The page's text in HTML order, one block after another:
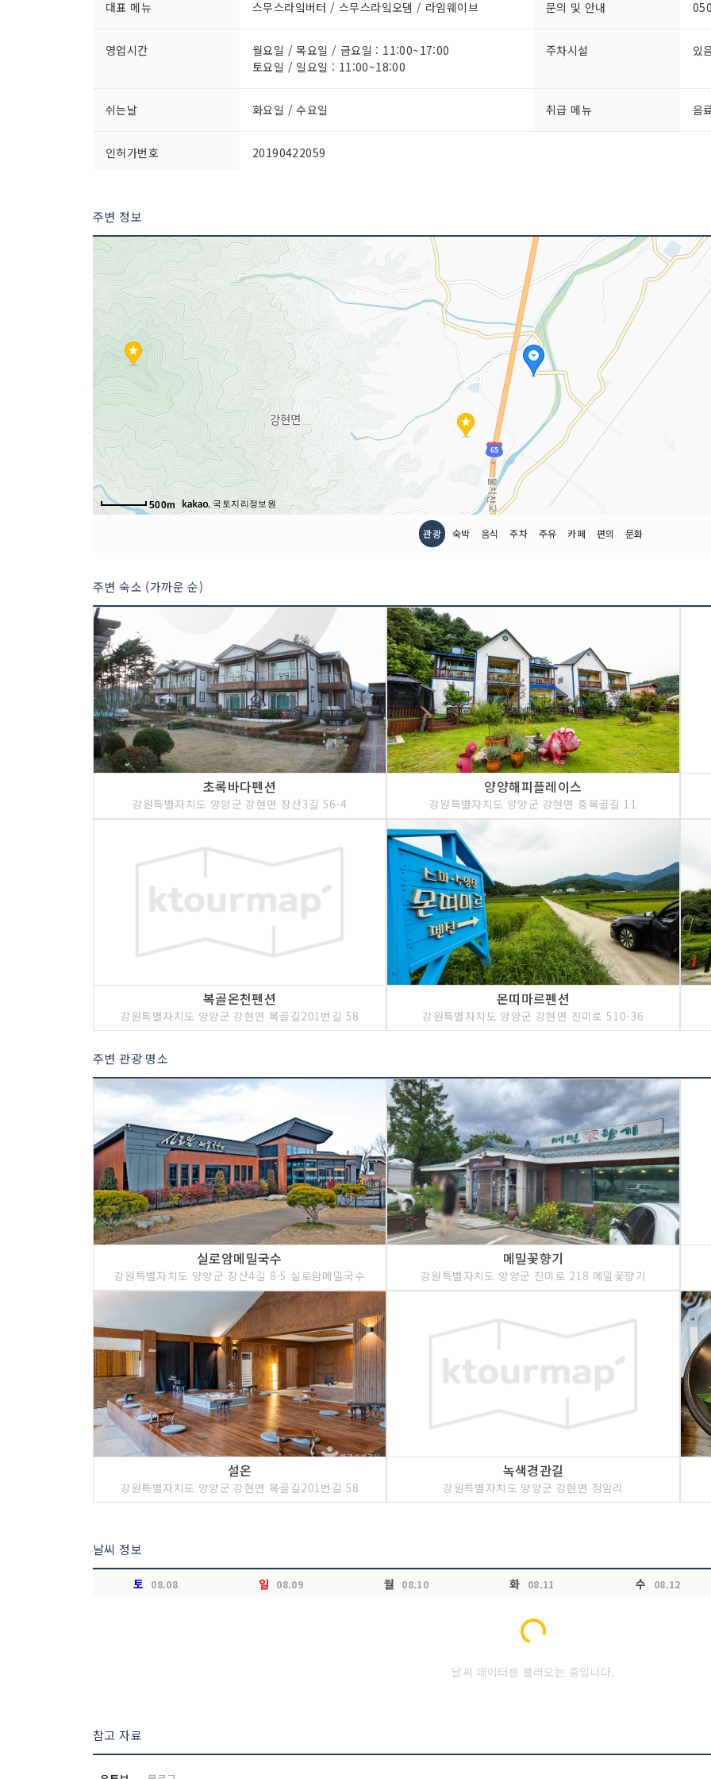
대표 메뉴 스무스라잌버터 / 스무스라잌오댐 / 라임웨이브 문의 및 안내
영업시간
월요일 / 목요일 / 금요일 : 11:00~17:00
토요일 / 일요일 : 11:00~18:00
주차시설 있
쉬는날 화요일 / 수요일 취급 메뉴 음
인허가번호 20190422059
주변 정보
500m , 국토지리정보원
관광 숙박 음식 주차 주유 카페 편의 문화
주변 숙소 (가까운 순)
초록바다펜션
강원특별자치도 양양군 강현면 장산3길 56-4
양양해피플레이스
강원특별자치도 양양군 강현면 중복골길 11
복골온천펜션
강원특별자치도 양양군 강현면 복골길201번길 58
몬띠마르펜션
강원특별자치도 양양군 강현면 진미로 510-36
주변 관광 명소
실로암메밀국수
강원특별자치도 양양군 장산4길 8-5 실로암메밀국수
메밀꽃향기
강원특별자치도 양양군 진미로 218 메밀꽃향기
설온
강원특별자치도 양양군 강현면 복골길201번길 58
녹색경관길
강원특별자치도 양양군 강현면 정암리
날씨 정보
토 08.08 일 08.09 월 08.10 화 08.11 수 08.12
Loading...
날씨 데이터를 불러오는 중입니다.
참고 자료